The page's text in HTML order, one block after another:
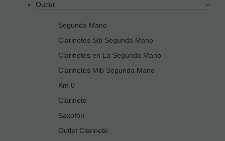
Outlet
Segunda Mano
Clarinetes Sib Segunda Mano
Clarinetes en La Segunda Mano
Clarinetes Mib Segunda Mano
Km 0
Clarinete
Saxofón
Outlet Clarinete